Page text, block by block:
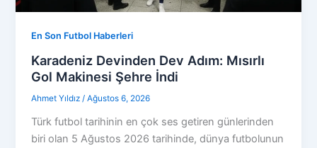
En Son Futbol Haberleri
Karadeniz Devinden Dev Adım: Mısırlı
Gol Makinesi Şehre İndi
Ahmet Yıldız/Ağustos 6, 2026
Türk futbol tarihinin en çok ses getiren günlerinden
biri olan 5 Ağustos 2026 tarihinde, dünya futbolunun